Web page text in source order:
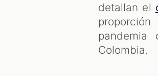
detallan el
pandemia
Colombia.